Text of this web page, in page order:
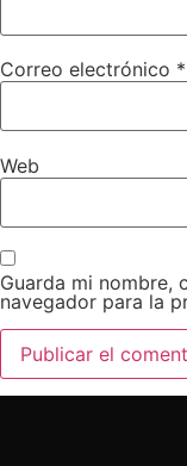
Correo electrónico *
Web
Guarda mi nombre,
navegador para la